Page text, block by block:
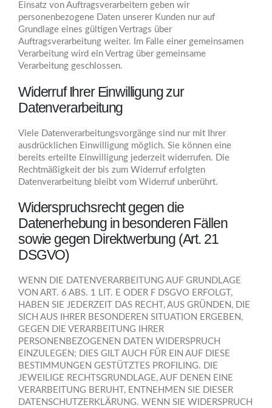
Einsatz von Auftragsverarbeitern geben wir
personenbezogene Daten unserer Kunden nur auf
Grundlage eines gültigen Vertrags über
Auftragsverarbeitung weiter. Im Falle einer gemeinsamen
Verarbeitung wird ein Vertrag über gemeinsame
Verarbeitung geschlossen.
Widerruf Ihrer Einwilligung zur
Datenverarbeitung
Viele Datenverarbeitungsvorgänge sind nur mit Ihrer
ausdrücklichen Einwilligung möglich. Sie können eine
bereits erteilte Einwilligung jederzeit widerrufen. Die
Rechtmäßigkeit der bis zum Widerruf erfolgten
Datenverarbeitung bleibt vom Widerruf unberührt.
Widerspruchsrecht gegen die
Datenerhebung in besonderen Fällen
sowie gegen Direktwerbung (Art. 21
DSGVO)
WENN DIE DATENVERARBEITUNG AUF GRUNDLAGE
VON ART. 6 ABS. 1 LIT. E ODER F DSGVO ERFOLGT,
HABEN SIE JEDERZEIT DAS RECHT, AUS GRÜNDEN, DIE
SICH AUS IHRER BESONDEREN SITUATION ERGEBEN,
GEGEN DIE VERARBEITUNG IHRER
PERSONENBEZOGENEN DATEN WIDERSPRUCH
EINZULEGEN; DIES GILT AUCH FÜR EIN AUF DIESE
BESTIMMUNGEN GESTÜTZTES PROFILING. DIE
JEWEILIGE RECHTSGRUNDLAGE, AUF DENEN EINE
VERARBEITUNG BERUHT, ENTNEHMEN SIE DIESER
DATENSCHUTZERKLÄRUNG. WENN SIE WIDERSPRUCH